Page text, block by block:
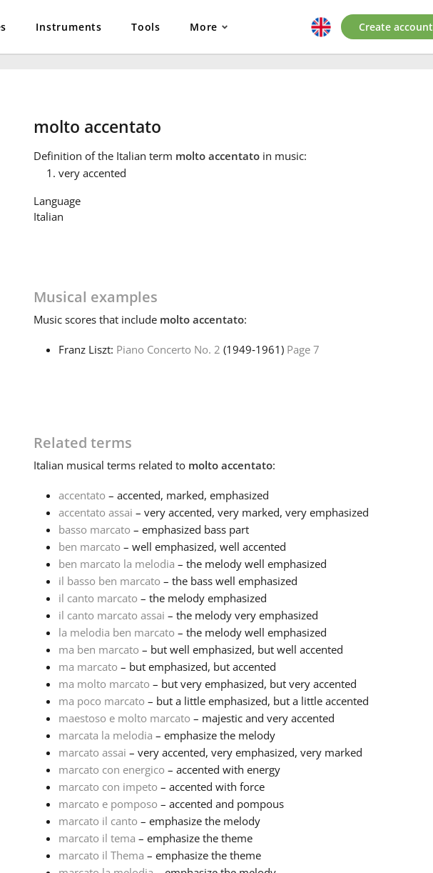
Instruments Tools More Create account
molto accentato
Definition of the Italian term molto accentatoin music:
very accented
Language
Italian
Musical examples
Musicscores that include molto accentato:
Franz Liszt: Piano Concerto No. 2 (1949‑1961) Page 7
Related terms
Italian musical terms related to molto accentato:
accentato – accented, marked, emphasized
accentato assai – very accented, very marked, very emphasized
basso marcato – emphasized bass part
ben marcato – well emphasized, well accented
ben marcato la melodia – the melody well emphasized
il basso ben marcato – the bass well emphasized
il canto marcato – the melody emphasized
il canto marcato assai – the melody very emphasized
la melodia ben marcato – the melody well emphasized
ma ben marcato – but well emphasized, but well accented
ma marcato – but emphasized, but accented
ma molto marcato – but very emphasized, but very accented
ma poco marcato – but a little emphasized, but a little accented
maestoso e molto marcato – majestic and very accented
marcata la melodia – emphasize the melody
marcato assai – very accented, very emphasized, very marked
marcato con energico – accented with energy
marcato con impeto – accented with force
marcato e pomposo – accented and pompous
marcato il canto – emphasize the melody
marcato il tema – emphasize the theme
marcato il Thema – emphasize the theme